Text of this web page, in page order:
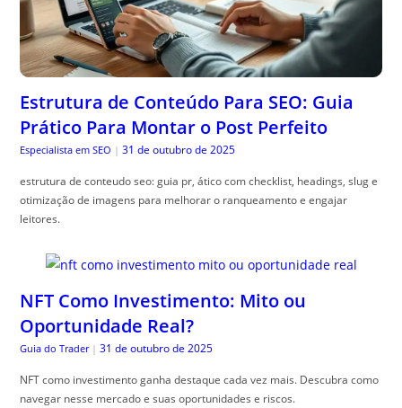
Estrutura de Conteúdo Para SEO: Guia
Prático Para Montar o Post Perfeito
Especialista em SEO | 31 de outubro de 2025
estrutura de conteudo seo: guia pr, ático com checklist, headings, slug e
otimização de imagens para melhorar o ranqueamento e engajar
leitores.
NFT Como Investimento: Mito ou
Oportunidade Real?
Guia do Trader | 31 de outubro de 2025
NFT como investimento ganha destaque cada vez mais. Descubra como
navegar nesse mercado e suas oportunidades e riscos.